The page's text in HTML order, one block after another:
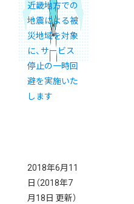
近畿地方での
地震による被
災地域を対象
に、サービス
停止の一時回
避を実施いた
します
2018年6月11
日 （2018年7
月18日 更新）